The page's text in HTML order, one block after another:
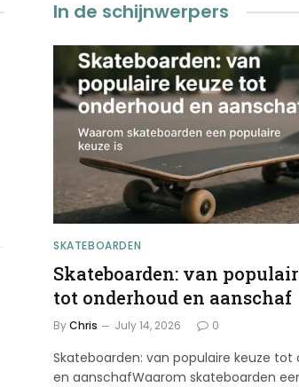
In de schijnwerpers
SKATEBOARDEN
Skateboarden: van
tot onderhoud en aanschaf
ByChris July 14, 2026 0
Skateboarden: van populaire keuze tot
en aanschafWaarom skateboarden